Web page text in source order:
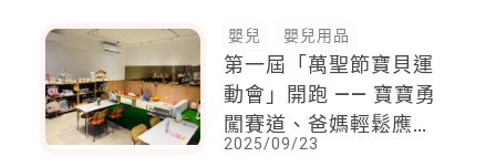
嬰兒 嬰兒用品
第一屆「萬聖節寶貝運
動會」開跑 —— 寶寶勇
闖賽道、爸媽輕鬆應
援，限量萬聖節小福袋
2025/09/23